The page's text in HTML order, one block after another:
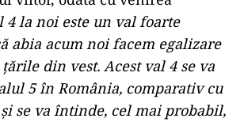
4 la noi este un val foarte
abia acum noi facem egalizare
din vest. Acest val 4 se va
5 în România, comparativ cu
se va întinde, cel mai probabil,